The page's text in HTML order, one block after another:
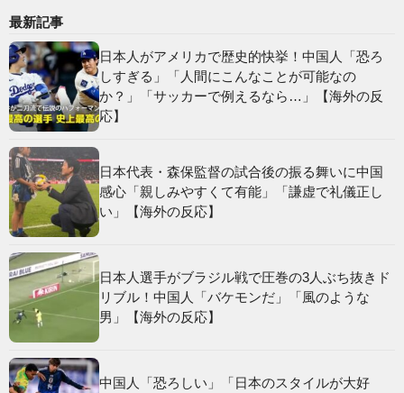
最新記事
日本人がアメリカで歴史的快挙！中国人「恐ろ
しすぎる」「人間にこんなことが可能なの
か？」「サッカーで例えるなら…」【海外の反
応】
日本代表・森保監督の試合後の振る舞いに中国
感心「親しみやすくて有能」「謙虚で礼儀正し
い」【海外の反応】
日本人選手がブラジル戦で圧巻の3人ぶち抜きド
リブル！中国人「バケモンだ」「風のような
男」【海外の反応】
中国人「恐ろしい」「日本のスタイルが大好